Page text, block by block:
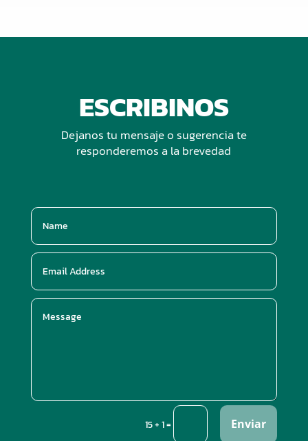
ESCRIBINOS
Dejanos tu mensaje o sugerencia te
responderemos a la brevedad
15 + 1= Enviar